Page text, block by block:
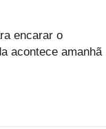
encarar o
acontece amanhã